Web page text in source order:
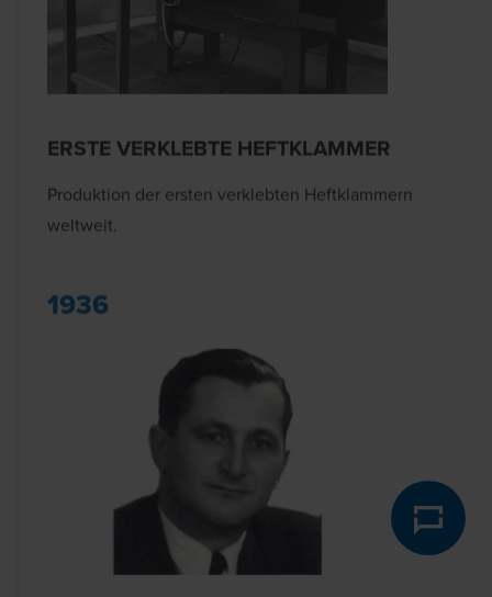
ERSTE VERKLEBTE HEFTKLAMMER
Produktion der ersten verklebten Heftklammern
weltweit.
1936